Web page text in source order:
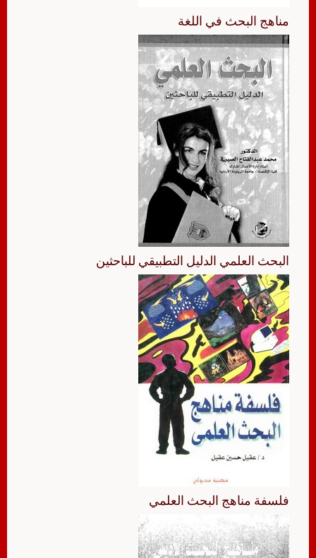
مناهج البحث في اللغة
البحث العلمي الدليل التطبيقي للباحثين
فلسفة مناهج البحث العلمي